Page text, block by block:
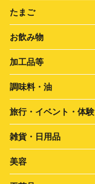
たまご
お飲み物
加工品等
調味料・油
旅行・イベント・体験
雑貨・日用品
美容